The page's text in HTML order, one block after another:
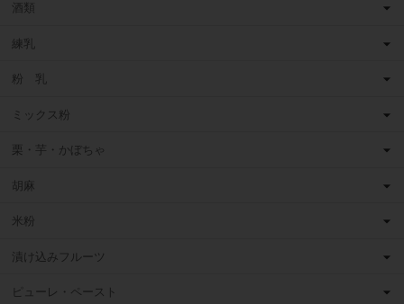
酒類
練乳
粉 乳
ミックス粉
栗・芋・かぼちゃ
胡麻
米粉
漬け込みフルーツ
ピューレ・ペースト